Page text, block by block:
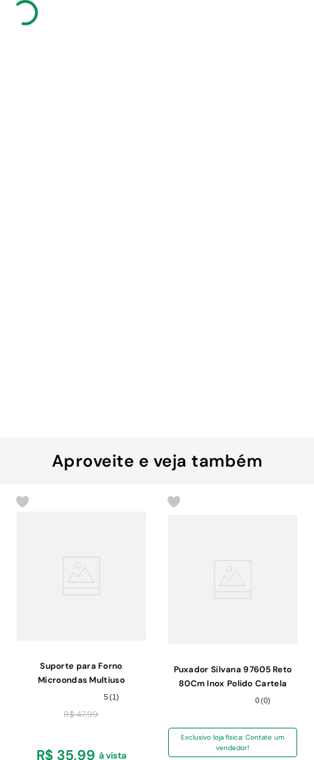
Aproveite e veja também
Suporte para Forno
Microondas Multiuso
Brasforma Preto com Braço
Ajustável
5(1)
R$ 47,99
R$ 35,99 à vista
Puxador Silvana 97605 Reto
80Cm Inox Polido Cartela
0(0)
Exclusivo loja física: Contate um
vendedor!